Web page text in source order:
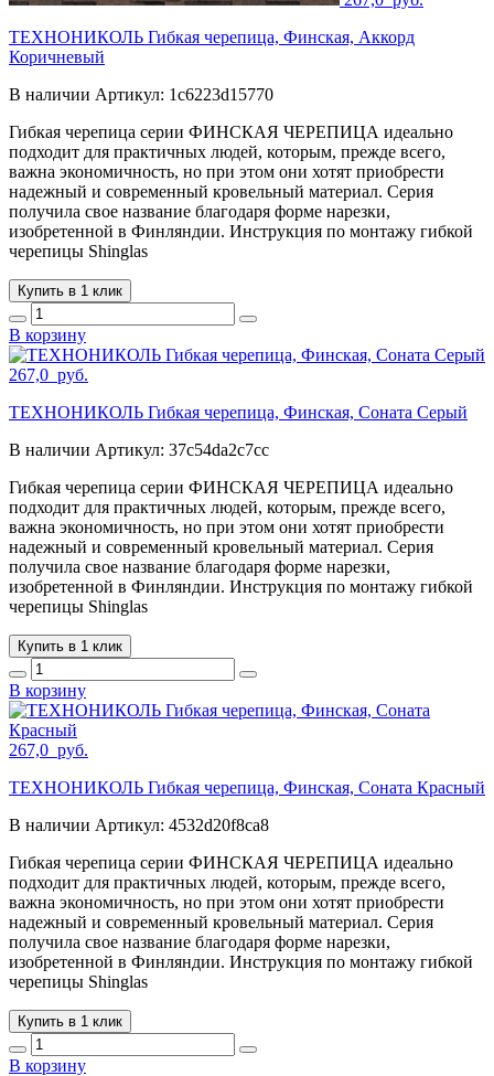
ТЕХНОНИКОЛЬ Гибкая черепица, Финская, Аккорд
Коричневый
В наличии Артикул: 1c6223d15770
Гибкая черепица серии ФИНСКАЯ ЧЕРЕПИЦА идеально
подходит для практичных людей, которым, прежде всего,
важна экономичность, но при этом они хотят приобрести
надежный и современный кровельный материал. Серия
получила свое название благодаря форме нарезки,
изобретенной в Финляндии. Инструкция по монтажу гибкой
черепицы Shinglas
Купить в 1 клик
В корзину
267,0 руб.
ТЕХНОНИКОЛЬ Гибкая черепица, Финская, Соната Серый
В наличии Артикул: 37c54da2c7cc
Гибкая черепица серии ФИНСКАЯ ЧЕРЕПИЦА идеально
подходит для практичных людей, которым, прежде всего,
важна экономичность, но при этом они хотят приобрести
надежный и современный кровельный материал. Серия
получила свое название благодаря форме нарезки,
изобретенной в Финляндии. Инструкция по монтажу гибкой
черепицы Shinglas
Купить в 1 клик
В корзину
267,0 руб.
ТЕХНОНИКОЛЬ Гибкая черепица, Финская, Соната Красный
В наличии Артикул: 4532d20f8ca8
Гибкая черепица серии ФИНСКАЯ ЧЕРЕПИЦА идеально
подходит для практичных людей, которым, прежде всего,
важна экономичность, но при этом они хотят приобрести
надежный и современный кровельный материал. Серия
получила свое название благодаря форме нарезки,
изобретенной в Финляндии. Инструкция по монтажу гибкой
черепицы Shinglas
Купить в 1 клик
В корзину